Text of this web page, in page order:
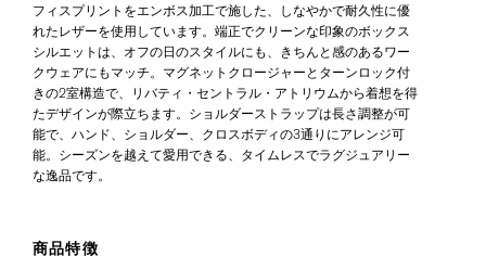
フィスプリントをエンボス加工で施した、しなやかで耐久性に優
れたレザーを使用しています。端正でクリーンな印象のボックス
シルエットは、オフの日のスタイルにも、きちんと感のあるワー
クウェアにもマッチ。マグネットクロージャーとターンロック付
きの2室構造で、リバティ・セントラル・アトリウムから着想を得
たデザインが際立ちます。ショルダーストラップは長さ調整が可
能で、ハンド、ショルダー、クロスボディの3通りにアレンジ可
能。シーズンを越えて愛用できる、タイムレスでラグジュアリー
な逸品です。
商品特徴